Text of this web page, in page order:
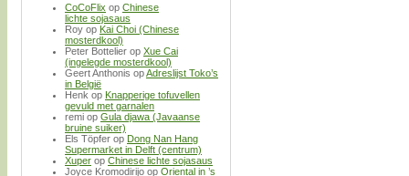
CoCoFlix op Chinese
lichte sojasaus
Roy op Kai Choi (Chinese
mosterdkool)
Peter Bottelier op Xue Cai
(ingelegde mosterdkool)
Geert Anthonis opAdreslijst Toko’s
in België
Henk op Knapperige tofuvellen
gevuld met garnalen
remi op Gula djawa (Javaanse
bruine suiker)
Els Töpfer op Dong Nan Hang
Supermarket in Delft (centrum)
Xuper op Chinese lichte sojasaus
Joyce Kromodirijo op Oriental in ’s